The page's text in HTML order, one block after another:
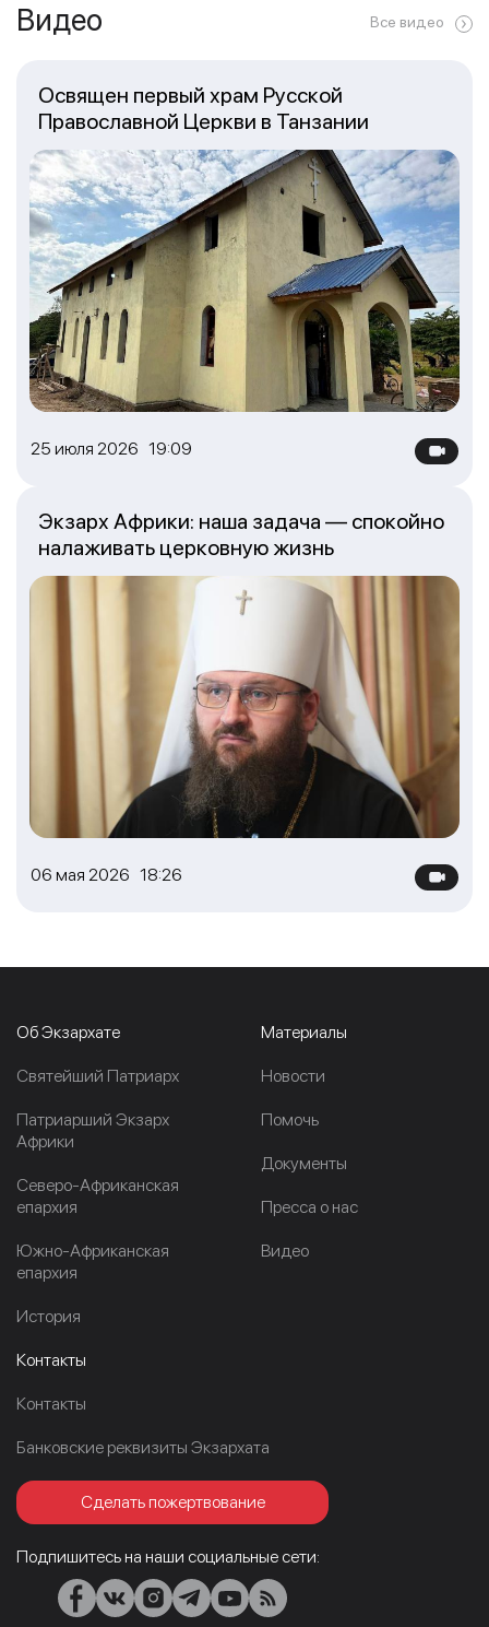
Видео Все видео
25 июля 2026 19:09
Освящен первый храм Русской
Православной Церкви в Танзании
06 мая 2026 18:26
Экзарх Африки: наша задача — спокойно
налаживать церковную жизнь
Об Экзархате
Cвятейший Патриарх
Патриарший Экзарх
Африки
Северо-Африканская
епархия
Южно-Африканская
епархия
История
Материалы
Новости
Помочь
Документы
Пресса о нас
Видео
Контакты
Контакты
Банковские реквизиты Экзархата
Сделать пожертвование
Подпишитесь на наши социальные сети: